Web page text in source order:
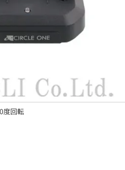
度回転